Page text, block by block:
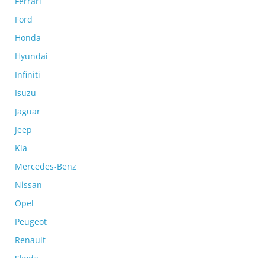
Ford
Honda
Hyundai
Infiniti
Isuzu
Jaguar
Jeep
Kia
Mercedes-Benz
Nissan
Opel
Peugeot
Renault